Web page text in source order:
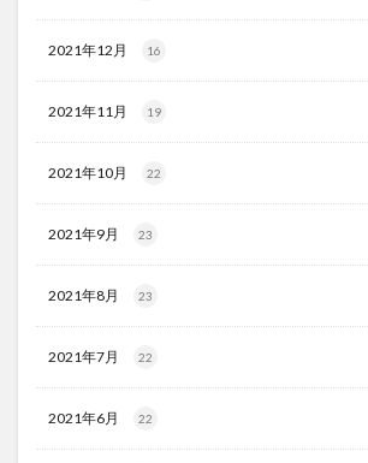
2021年12月 16
2021年11月 19
2021年10月 22
2021年9月 23
2021年8月 23
2021年7月 22
2021年6月 22